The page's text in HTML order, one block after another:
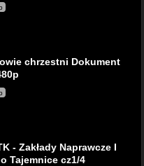
chrzestni Dokument
- Zakłady Naprawcze I
Tajemnice cz1/4